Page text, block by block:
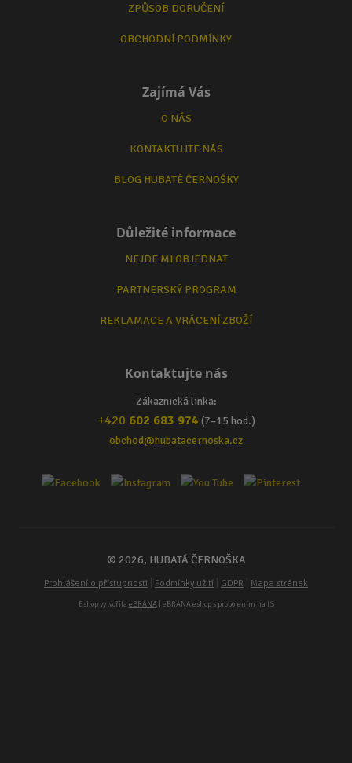
ZPŮSOB DORUČENÍ
OBCHODNÍ PODMÍNKY
Zajímá Vás
O NÁS
KONTAKTUJTE NÁS
BLOG HUBATÉ ČERNOŠKY
Důležité informace
NEJDE MI OBJEDNAT
PARTNERSKÝ PROGRAM
REKLAMACE A VRÁCENÍ ZBOŽÍ
Kontaktujte nás
Zákaznická linka:
+420 602 683 974 (7–15 hod.)
obchod@hubatacernoska.cz
© 2026, HUBATÁ ČERNOŠKA
Prohlášení o přístupnosti Podmínky užití GDPR Mapa stránek
Eshop vytvořila eBRÁNA| eBRÁNA eshop s propojením na IS